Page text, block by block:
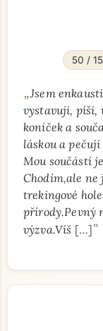
50 /
„Jsem
vystavuji, píši,
koníček a
láskou a
Mou součástí
Chodím,ale ne
trekingové
přírody.Pevný
výzva.Víš […]"